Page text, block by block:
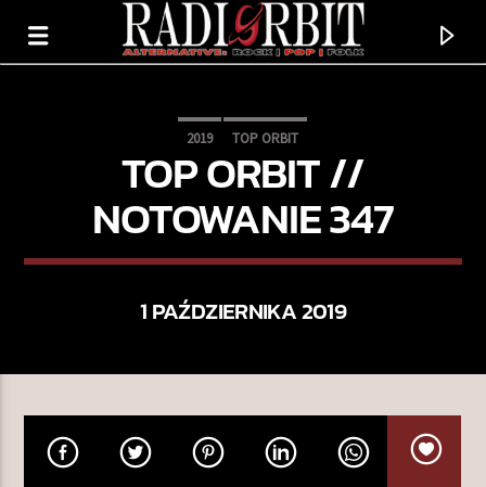
MOVIN’ ON
TOM MEIGHAN
2019 TOP ORBIT
TOP ORBIT //
NOTOWANIE 347
1 PAŹDZIERNIKA 2019